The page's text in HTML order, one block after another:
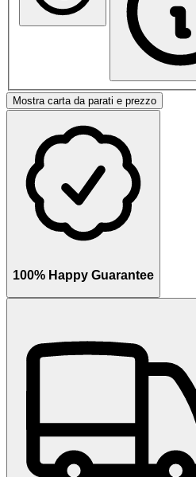
Mostra carta da parati e prezzo
100% Happy Guarantee